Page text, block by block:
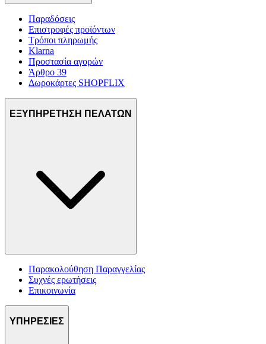
Παραδόσεις
Επιστροφές προϊόντων
Τρόποι πληρωμής
Klarna
Προστασία αγορών
Άρθρο 39
Δωροκάρτες SHOPFLIX
ΕΞΥΠΗΡΕΤΗΣΗ ΠΕΛΑΤΩΝ
Παρακολούθηση Παραγγελίας
Συχνές ερωτήσεις
Επικοινωνία
ΥΠΗΡΕΣΙΕΣ